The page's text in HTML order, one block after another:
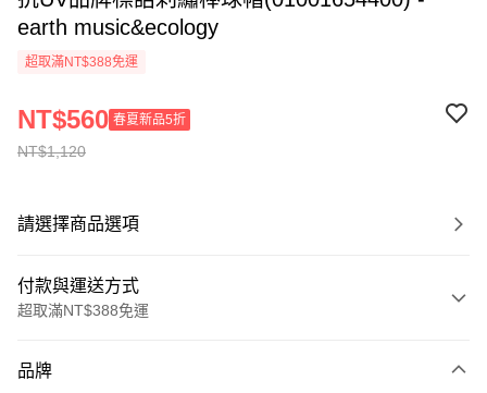
earth music&ecology
超取滿NT$388免運
NT$1,120
NT$560 春夏新品5折
請選擇商品選項
付款與運送方式
超取滿NT$388免運
信用卡一次付款
品牌